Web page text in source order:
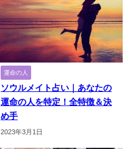
運命の人
ソウルメイト占い｜あなたの
運命の人を特定！全特徴＆決
め手
2023年3月1日